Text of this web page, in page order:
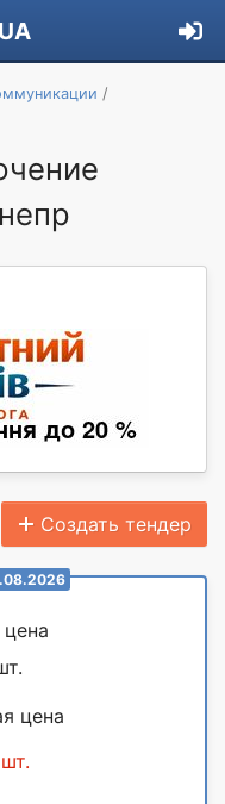
Создать тендер
цена